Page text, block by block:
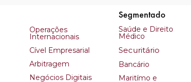
Operações
Internacionais
Cível Empresarial
Arbitragem
Negócios Digitais
Segmentado
Saúde e Direito
Médico
Securitário
Bancário
Maritímo e